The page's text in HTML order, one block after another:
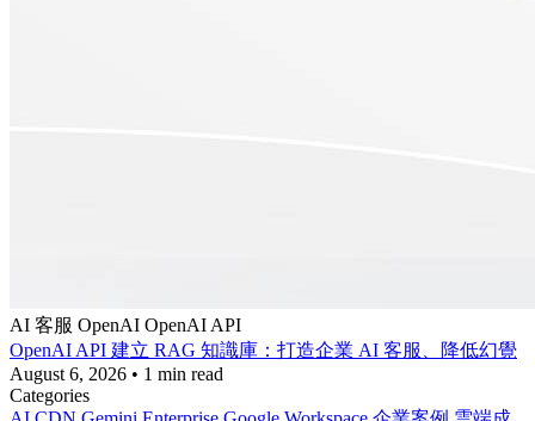
AI 客服 OpenAI OpenAI API
OpenAI API 建立 RAG 知識庫：打造企業 AI 客服、降低幻覺
August 6, 2026 • 1 min read
Categories